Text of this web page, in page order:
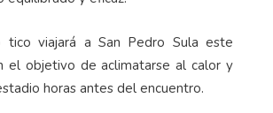
tico viajará a San Pedro Sula este
el objetivo de aclimatarse al calor y
horas antes del encuentro.